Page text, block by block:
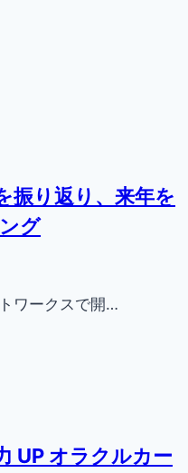
振り返り、来年を
グ
ワークスで開…
UP オラクルカー